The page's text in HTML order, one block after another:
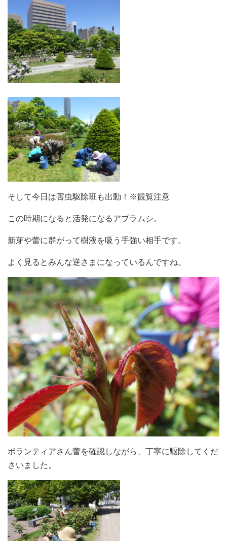
そして今日は害虫駆除班も出動！※観覧注意
この時期になると活発になるアブラムシ。
新芽や蕾に群がって樹液を吸う手強い相手です。
よく見るとみんな逆さまになっているんですね。
ボランティアさん蕾を確認しながら、丁寧に駆除してくだ
さいました。